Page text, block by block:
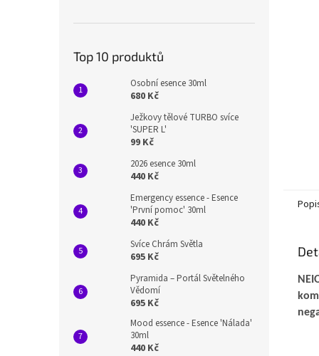
Top 10 produktů
Osobní esence 30ml
680 Kč
Ježkovy tělové TURBO svíce
'SUPER L'
99 Kč
2026 esence 30ml
440 Kč
Emergency essence - Esence
'První pomoc' 30ml
440 Kč
Svíce Chrám Světla
695 Kč
Pyramida – Portál Světelného
Vědomí
695 Kč
Mood essence - Esence 'Nálada'
30ml
440 Kč